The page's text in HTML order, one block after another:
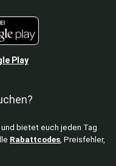
Play
und bietet euch jeden Tag
Rabattcodes , Preisfehler,